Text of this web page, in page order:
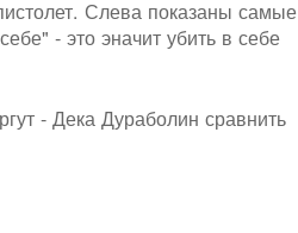
Слева показаны самые
- это эначит убить в себе
- Дека Дураболин сравнить